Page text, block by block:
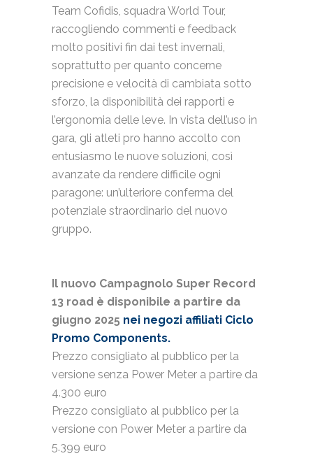
Team Cofidis, squadra World Tour,
raccogliendo commenti e feedback
molto positivi fin dai test invernali,
soprattutto per quanto concerne
precisione e velocità di cambiata sotto
sforzo, la disponibilità dei rapporti e
l’ergonomia delle leve. In vista dell’uso in
gara, gli atleti pro hanno accolto con
entusiasmo le nuove soluzioni, così
avanzate da rendere difficile ogni
paragone: un’ulteriore conferma del
potenziale straordinario del nuovo
gruppo.
Il nuovo Campagnolo Super Record
13 road è disponibile a partire da
giugno 2025 nei negozi affiliati Ciclo
Promo Components.
Prezzo consigliato al pubblico per la
versione senza Power Meter a partire da
4.300 euro
Prezzo consigliato al pubblico per la
versione con Power Meter a partire da
5.399 euro